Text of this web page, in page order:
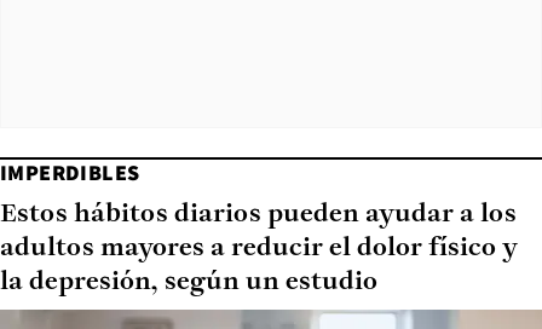
IMPERDIBLES
Estos hábitos diarios pueden ayudar a los
adultos mayores a reducir el dolor físico y
la depresión, según un estudio